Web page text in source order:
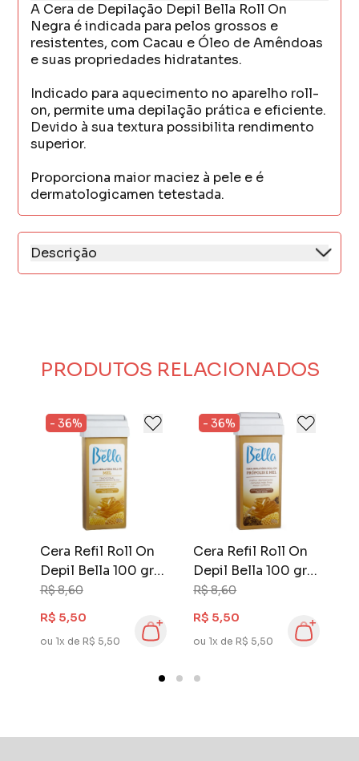
A Cera de Depilação Depil Bella Roll On
Negra é indicada para pelos grossos e
resistentes, com Cacau e Óleo de Amêndoas
e suas propriedades hidratantes.
Indicado para aquecimento no aparelho roll-
on, permite uma depilação prática e eficiente.
Devido à sua textura possibilita rendimento
superior.
Proporciona maior maciez à pele e é
dermatologicamen tetestada.
Descrição
Tradicional.Indicado para todos os tipos de
PRODUTOS RELACIONADOS
Cera Refil Roll On
Depil Bella 100 gr
Mel
R$ 8,60
R$ 5,50
ou 1x de R$ 5,50
- 36%
Cera Refil Roll On
Depil Bella 100 gr
Própolis e Mel
R$ 8,60
R$ 5,50
ou 1x de R$ 5,50
- 36%